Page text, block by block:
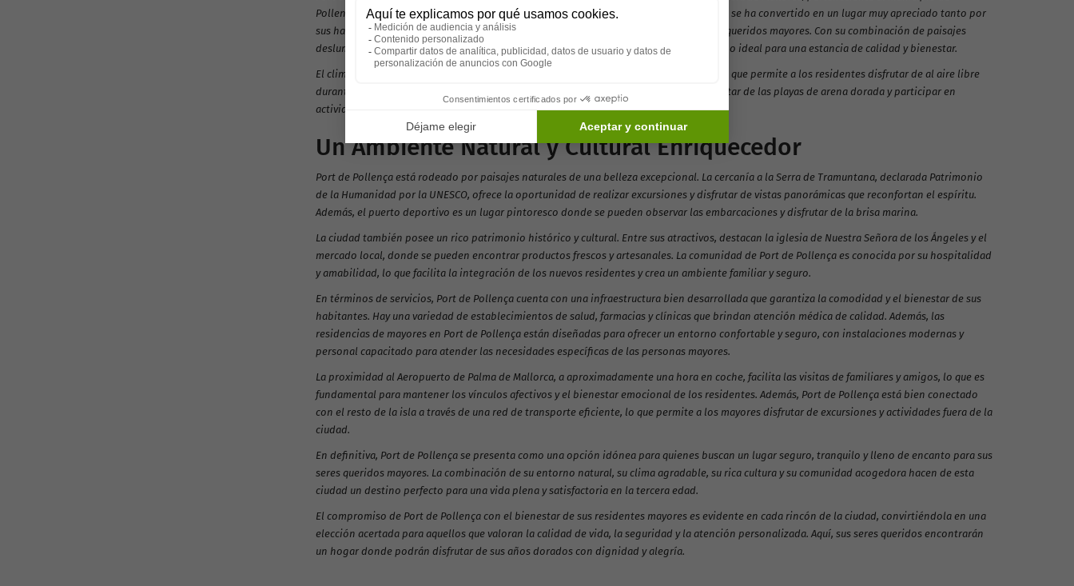
Pollença, en el departamento de las Islas Baleares. Este idílico rincón del Mediterráneo se ha convertido en un lugar muy apreciado tanto por
sus habitantes como por quienes buscan un entorno sereno y acogedor para sus seres queridos mayores. Con su combinación de paisajes
deslumbrantes, historia rica y comunidad acogedora, Port de Pollença ofrece un entorno ideal para una estancia de calidad y bienestar.
El clima en Port de Pollença es mediterráneo, con inviernos suaves y veranos cálidos, lo que permite a los residentes disfrutar de al aire libre
durante la mayor parte del año. Este clima invita a pasear por el paseo marítimo, disfrutar de las playas de arena dorada y participar en
actividades al aire libre que promueven un estilo de vida saludable y activo.
Un Ambiente Natural y Cultural Enriquecedor
Port de Pollença está rodeado por paisajes naturales de una belleza excepcional. La cercanía a la Serra de Tramuntana, declarada Patrimonio
de la Humanidad por la UNESCO, ofrece la oportunidad de realizar excursiones y disfrutar de vistas panorámicas que reconfortan el espíritu.
Además, el puerto deportivo es un lugar pintoresco donde se pueden observar las embarcaciones y disfrutar de la brisa marina.
La ciudad también posee un rico patrimonio histórico y cultural. Entre sus atractivos, destacan la iglesia de Nuestra Señora de los Ángeles y el
mercado local, donde se pueden encontrar productos frescos y artesanales. La comunidad de Port de Pollença es conocida por su hospitalidad
y amabilidad, lo que facilita la integración de los nuevos residentes y crea un ambiente familiar y seguro.
En términos de servicios, Port de Pollença cuenta con una infraestructura bien desarrollada que garantiza la comodidad y el bienestar de sus
habitantes. Hay una variedad de establecimientos de salud, farmacias y clínicas que brindan atención médica de calidad. Además, las
residencias de mayores en Port de Pollença están diseñadas para ofrecer un entorno confortable y seguro, con instalaciones modernas y
personal capacitado para atender las necesidades específicas de las personas mayores.
La proximidad al Aeropuerto de Palma de Mallorca, a aproximadamente una hora en coche, facilita las visitas de familiares y amigos, lo que es
fundamental para mantener los vínculos afectivos y el bienestar emocional de los residentes. Además, Port de Pollença está bien conectado
con el resto de la isla a través de una red de transporte eficiente, lo que permite a los mayores disfrutar de excursiones y actividades fuera de la
ciudad.
En definitiva, Port de Pollença se presenta como una opción idónea para quienes buscan un lugar seguro, tranquilo y lleno de encanto para sus
seres queridos mayores. La combinación de su entorno natural, su clima agradable, su rica cultura y su comunidad acogedora hacen de esta
ciudad un destino perfecto para una vida plena y satisfactoria en la tercera edad.
El compromiso de Port de Pollença con el bienestar de sus residentes mayores es evidente en cada rincón de la ciudad, convirtiéndola en una
elección acertada para aquellos que valoran la calidad de vida, la seguridad y la atención personalizada. Aquí, sus seres queridos encontrarán
un hogar donde podrán disfrutar de sus años dorados con dignidad y alegría.